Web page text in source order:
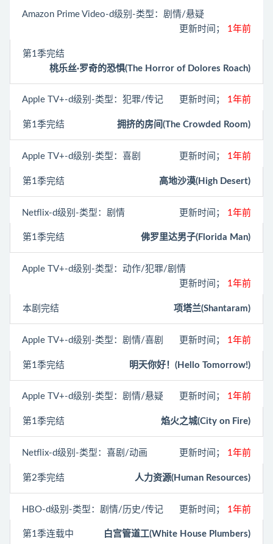
Amazon Prime Video-d级别-类型：剧情/悬疑
更新时间；
1年前
第1季完结
桃乐丝·罗奇的恐惧(The Horror of Dolores Roach)
Apple TV+-d级别-类型：犯罪/传记 更新时间； 1年前
第1季完结 拥挤的房间(The Crowded Room)
Apple TV+-d级别-类型：喜剧 更新时间； 1年前
第1季完结 高地沙漠(High Desert)
Netflix-d级别-类型：剧情 更新时间； 1年前
第1季完结 佛罗里达男子(Florida Man)
Apple TV+-d级别-类型：动作/犯罪/剧情
更新时间；
1年前
本剧完结 项塔兰(Shantaram)
Apple TV+-d级别-类型：剧情/喜剧 更新时间； 1年前
第1季完结 明天你好！(Hello Tomorrow!)
Apple TV+-d级别-类型：剧情/悬疑 更新时间； 1年前
第1季完结 焰火之城(City on Fire)
Netflix-d级别-类型：喜剧/动画 更新时间； 1年前
第2季完结 人力资源(Human Resources)
HBO-d级别-类型：剧情/历史/传记 更新时间； 1年前
第1季连载中 白宫管道工(White House Plumbers)